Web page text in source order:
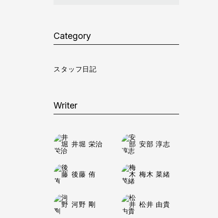
Category
スタッフ日記
Writer
井堀 栄治 安部 淳志
後藤 侑 梅木 菜緒
河野 剛 松井 由貴